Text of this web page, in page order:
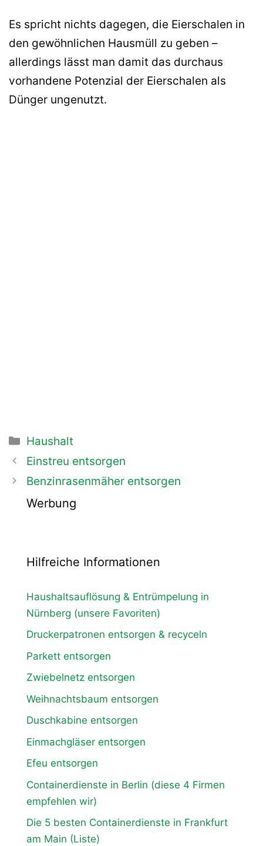
Es spricht nichts dagegen, die Eierschalen in
den gewöhnlichen Hausmüll zu geben –
allerdings lässt man damit das durchaus
vorhandene Potenzial der Eierschalen als
Dünger ungenutzt.
Kategorien
Haushalt
Beitrags-
Navigation
Einstreu entsorgen
Benzinrasenmäher entsorgen
Werbung
Hilfreiche Informationen
Haushaltsauflösung & Entrümpelung in
Nürnberg (unsere Favoriten)
Druckerpatronen entsorgen & recyceln
Parkett entsorgen
Zwiebelnetz entsorgen
Weihnachtsbaum entsorgen
Duschkabine entsorgen
Einmachgläser entsorgen
Efeu entsorgen
Containerdienste in Berlin (diese 4 Firmen
empfehlen wir)
Die 5 besten Containerdienste in Frankfurt
am Main (Liste)